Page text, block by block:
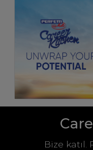
Bize